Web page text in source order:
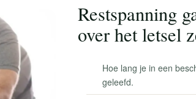
Restspanning
over het letsel
Hoe lang je in een
geleefd.